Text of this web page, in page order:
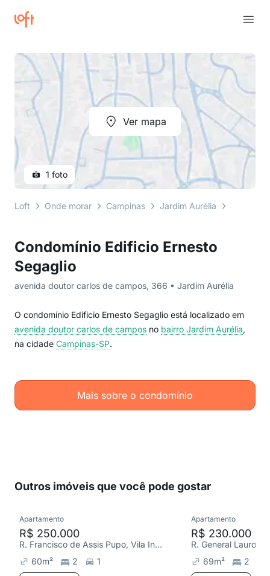
Condomínio Edificio Ernesto
Segaglio
avenida doutor carlos de campos, 366 • Jardim Aurélia
O condomínio Edificio Ernesto Segaglio está localizado em
avenida doutor carlos de campos no bairro Jardim Aurélia,
na cidade Campinas-SP.
Mais sobre o condomínio
Ver mapa
1 foto
Loft Onde morar Campinas Jardim Aurélia avenida
Outros imóveis que você pode gostar
Apartamento
R$ 250.000
R. Francisco de Assis Pupo, Vila Industrial
60m² 2
1
Apartamento
R$ 230.000
69m² 2